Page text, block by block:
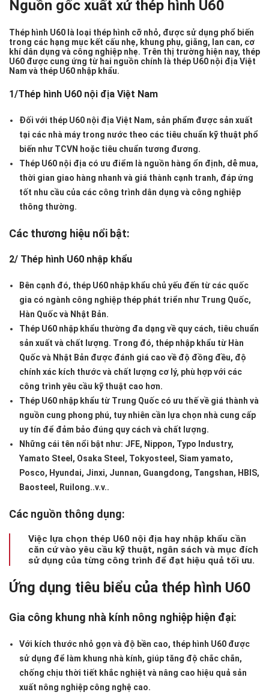
Nguồn gốc xuất xứ thép hình U60
Thép hình U60 là loại thép hình cỡ nhỏ, được sử dụng phổ biến
trong các hạng mục kết cấu nhẹ, khung phụ, giằng, lan can, cơ
khí dân dụng và công nghiệp nhẹ. Trên thị trường hiện nay, thép
U60 được cung ứng từ hai nguồn chính là thép U60 nội địa Việt
Nam và thép U60 nhập khẩu.
1/Thép hình U60 nội địa Việt Nam
Đối với thép U60 nội địa Việt Nam, sản phẩm được sản xuất
tại các nhà máy trong nước theo các tiêu chuẩn kỹ thuật phổ
biến như TCVN hoặc tiêu chuẩn tương đương.
Thép U60 nội địa có ưu điểm là nguồn hàng ổn định, dễ mua,
thời gian giao hàng nhanh và giá thành cạnh tranh, đáp ứng
tốt nhu cầu của các công trình dân dụng và công nghiệp
thông thường.
Các thương hiệu nổi bật:
2/ Thép hình U60 nhập khẩu
Bên cạnh đó, thép U60 nhập khẩu chủ yếu đến từ các quốc
gia có ngành công nghiệp thép phát triển như Trung Quốc,
Hàn Quốc và Nhật Bản.
Thép U60 nhập khẩu thường đa dạng về quy cách, tiêu chuẩn
sản xuất và chất lượng. Trong đó, thép nhập khẩu từ Hàn
Quốc và Nhật Bản được đánh giá cao về độ đồng đều, độ
chính xác kích thước và chất lượng cơ lý, phù hợp với các
công trình yêu cầu kỹ thuật cao hơn.
Thép U60 nhập khẩu từ Trung Quốc có ưu thế về giá thành và
nguồn cung phong phú, tuy nhiên cần lựa chọn nhà cung cấp
uy tín để đảm bảo đúng quy cách và chất lượng.
Những cái tên nổi bật như: JFE, Nippon, Typo Industry,
Yamato Steel, Osaka Steel, Tokyosteel, Siam yamato,
Posco, Hyundai, Jinxi, Junnan, Guangdong, Tangshan, HBIS,
Baosteel, Ruilong..v.v..
Các nguồn thông dụng:
Việc lựa chọn thép U60 nội địa hay nhập khẩu cần
căn cứ vào yêu cầu kỹ thuật, ngân sách và mục đích
sử dụng của từng công trình để đạt hiệu quả tối ưu.
Ứng dụng tiêu biểu của thép hình U60
Gia công khung nhà kính nông nghiệp hiện đại:
Với kích thước nhỏ gọn và độ bền cao, thép hình U60 được
sử dụng để làm khung nhà kính, giúp tăng độ chắc chắn,
chống chịu thời tiết khắc nghiệt và nâng cao hiệu quả sản
xuất nông nghiệp công nghệ cao.